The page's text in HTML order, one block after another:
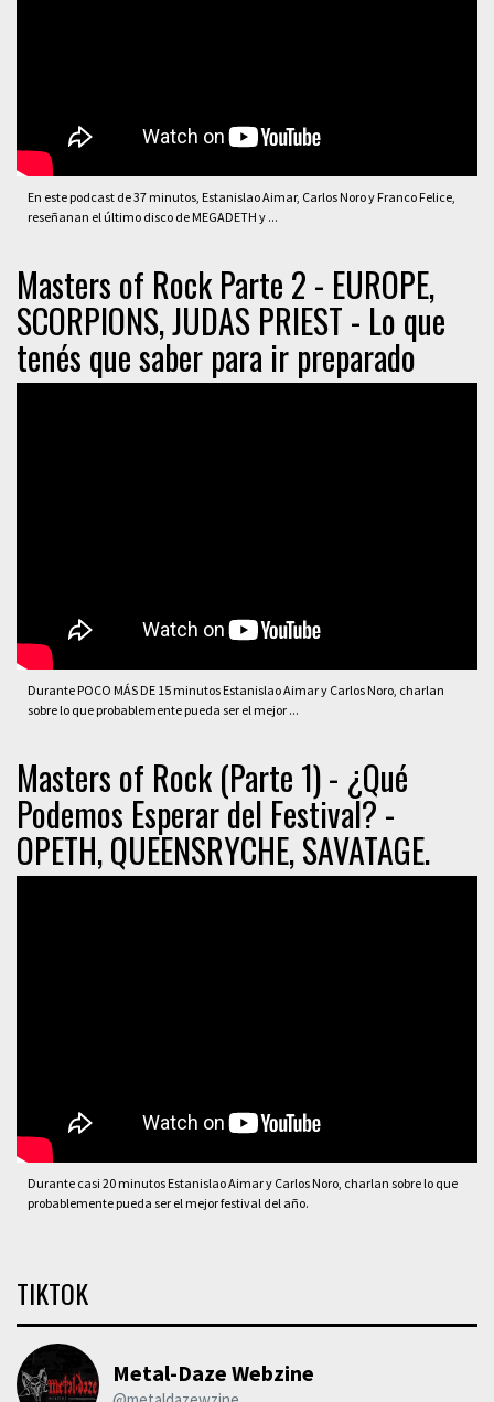
En este podcast de 37 minutos, Estanislao Aimar, Carlos Noro y Franco Felice,
reseñanan el último disco de MEGADETH y ...
Masters of Rock Parte 2 - EUROPE,
SCORPIONS, JUDAS PRIEST - Lo que
tenés que saber para ir preparado
Durante POCO MÁS DE 15 minutos Estanislao Aimar y Carlos Noro, charlan
sobre lo que probablemente pueda ser el mejor ...
Masters of Rock (Parte 1) - ¿Qué
Podemos Esperar del Festival? -
OPETH, QUEENSRYCHE, SAVATAGE.
Durante casi 20 minutos Estanislao Aimar y Carlos Noro, charlan sobre lo que
probablemente pueda ser el mejor festival del año.
TIKTOK
Metal-Daze Webzine